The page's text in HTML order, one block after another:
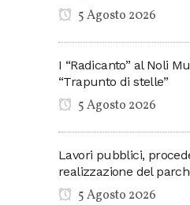
5 Agosto 2026
I “Radicanto” al Noli
“Trapunto di stelle”
5 Agosto 2026
Lavori pubblici,
realizzazione del
5 Agosto 2026